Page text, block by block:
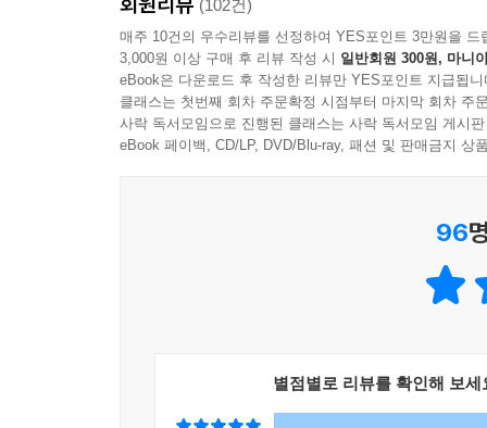
강석원의 집요한 추궁과 회유, 그리고 폭력 속에
적힌 암호 같은 메모에 의지해 이정희는 상담소
생을 마감한 인주의 모친 이동선을 만나 사랑했던
죽음, 죽기 직전까지 인주가 몰두했던 먹그림,
암묵적으로 발설하지 않았던 인주의 엄마 이
인체의 모세혈관처럼 세밀한 조직을 갖고 있는
있는 호흡과 문장으로 미세한 숨결로 생을 이어
이렇게 풍화되는 대지와 마르는 강물, 저 짙은
한강은 그 질문을 오롯이 우리의 현재의 삶에 기
(102건)
매주 10건의 우수리뷰를 선정하여 YES포인트 3만원을 드
3,000원 이상 구매 후 리뷰 작성 시 일반회원 300원, 마니
eBook은 다운로드 후 작성한 리뷰만 YES포인트 지급됩니
클래스는 첫번째 회차 주문확정 시점부터 마지막 회차 주
사락 독서모임으로 진행된 클래스는 사락 독서모임 게시
eBook 페이백, CD/LP, DVD/Blu-ray, 패션 및 판매금지 상
96
별점별로 리뷰를 확인해 보세